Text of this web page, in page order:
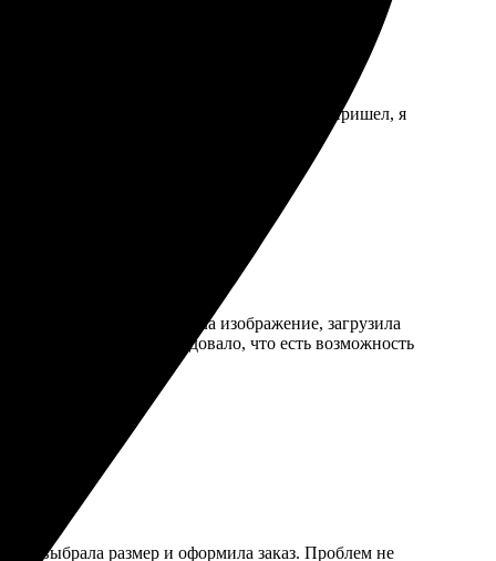
— на высшем уровне.
и четкая инструкция. Когда холст пришел, я
и интуитивен. Выбрала изображение, загрузила
на высоте. Очень порадовало, что есть возможность
выбрала размер и оформила заказ. Проблем не